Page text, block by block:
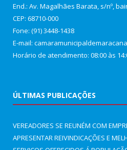
End.: Av. Magalhães Barata, s/nº,
CEP: 68710-000
Fone: (91) 3448-1438
E-mail:
Horário de atendimento: 08:00 às
ÚLTIMAS PUBLICAÇÕES
VEREADORES SE REUNÉM COM
APRESENTAR REIVINDICAÇÕES E